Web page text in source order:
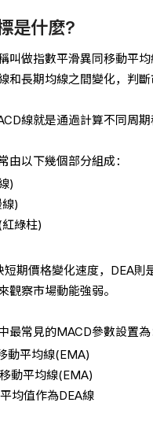
是什麼?
叫做指數平滑異同移動平
和長期均線之間變化，判
線就是通過計算不同周
由以下幾個部分組成：
)
)
綠柱)
短期價格變化速度，DEA
觀察市場動能強弱。
最常見的MACD參數設置為
動平均線(EMA)
動平均線(EMA)
均值作為DEA線